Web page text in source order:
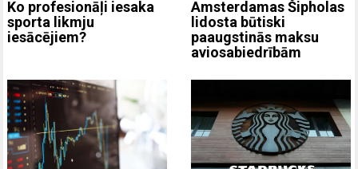
Ko profesionāļi iesaka
sporta likmju
iesācējiem?
Amsterdamas Šipholas
lidosta būtiski
paaugstinās maksu
aviosabiedrībām